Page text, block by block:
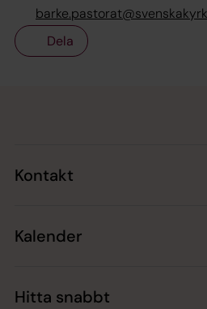
Dela
Kontakt
Kalender
Hitta snabbt